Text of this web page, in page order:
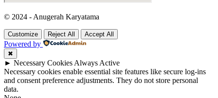
© 2024 - Anugerah Karyatama
Customize Reject All Accept All
Powered by
✖
► Necessary Cookies Always Active
Necessary cookies enable essential site features like secure log-ins
and consent preference adjustments. They do not store personal
data.